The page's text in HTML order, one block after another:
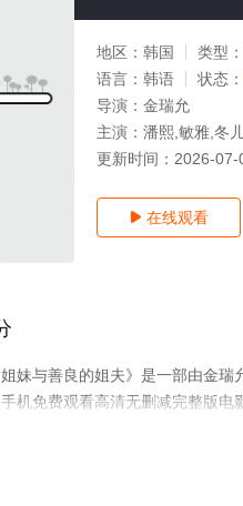
地区： 韩国 类型：
语言： 韩语 状态：
导演： 金瑞允
主演： 潘熙,敏雅,冬
更新时间： 2026-07-
 在线观看
妹与善良的姐夫》是一部由金
机免费观看高清无删减完整版